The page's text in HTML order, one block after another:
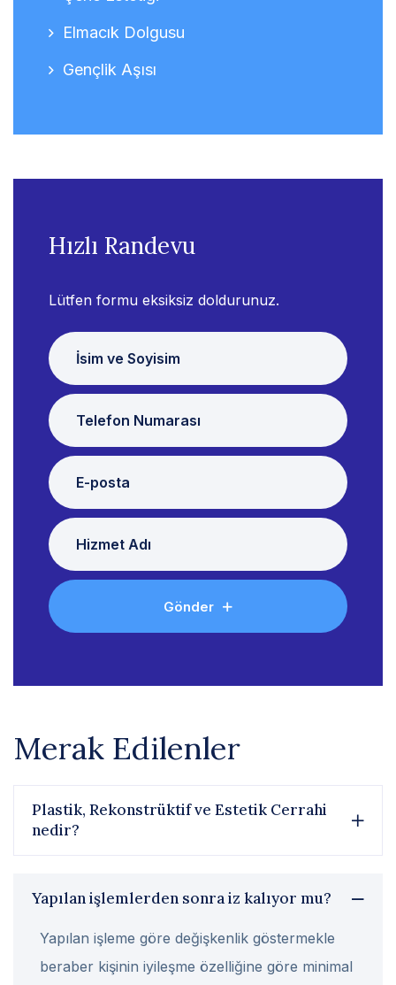
Elmacık Dolgusu
Gençlik Aşısı
Hızlı Randevu
Lütfen formu eksiksiz doldurunuz.
Gönder
Merak Edilenler
Plastik, Rekonstrüktif ve Estetik Cerrahi
nedir?
Yapılan işlemlerden sonra iz kalıyor mu?
Yapılan işleme göre değişkenlik göstermekle
beraber kişinin iyileşme özelliğine göre minimal